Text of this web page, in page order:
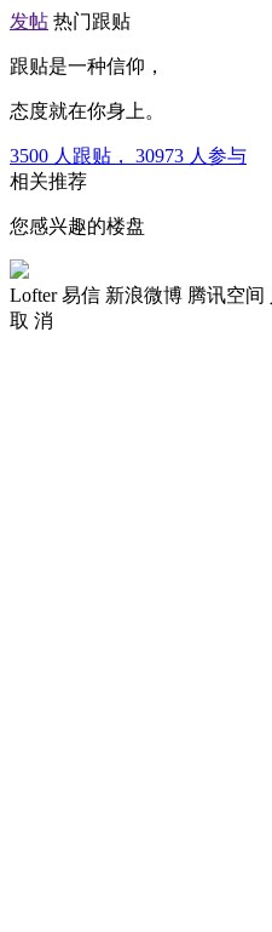
发帖 热门跟贴
跟贴是一种信仰，
态度就在你身上。
3500 人跟贴， 30973 人参与
相关推荐
您感兴趣的楼盘
Lofter 易信 新浪微博 腾讯空间
取 消